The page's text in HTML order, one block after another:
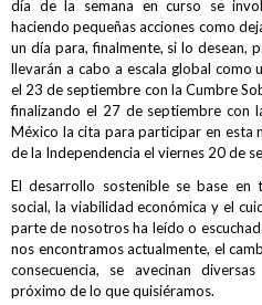
día de la semana en curso se
haciendo pequeñas acciones como
un día para, finalmente, si lo desean,
llevarán a cabo a escala global como
el 23 de septiembre con la Cumbre
finalizando el 27 de septiembre con
México la cita para participar en esta
de la Independencia el viernes 20 de
El desarrollo sostenible se base en
social, la viabilidad económica y el
parte de nosotros ha leído o
nos encontramos actualmente, el
consecuencia, se avecinan
próximo de lo que quisiéramos.